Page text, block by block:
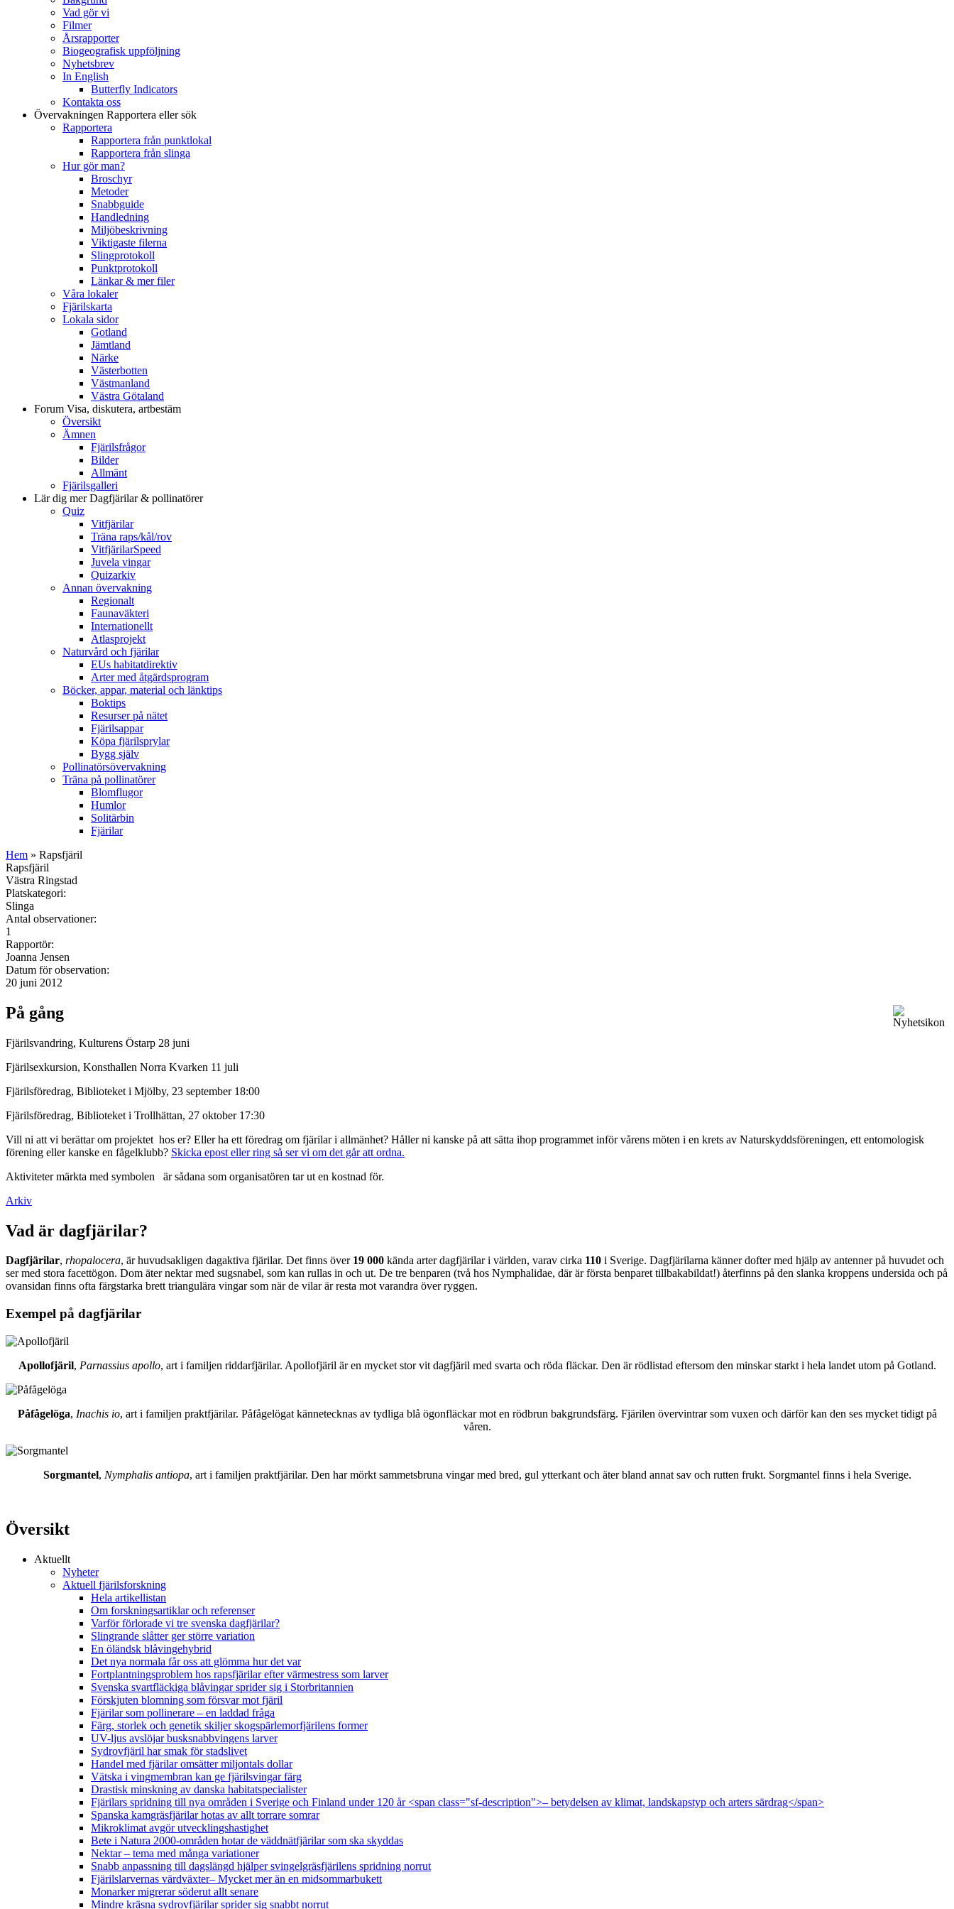
Vad gör vi
Filmer
Årsrapporter
Biogeografisk uppföljning
Nyhetsbrev
In English
Butterfly Indicators
Kontakta oss
Övervakningen Rapportera eller sök
Rapportera
Rapportera från punktlokal
Rapportera från slinga
Hur gör man?
Broschyr
Metoder
Snabbguide
Handledning
Miljöbeskrivning
Viktigaste filerna
Slingprotokoll
Punktprotokoll
Länkar & mer filer
Våra lokaler
Fjärilskarta
Lokala sidor
Gotland
Jämtland
Närke
Västerbotten
Västmanland
Västra Götaland
Forum Visa, diskutera, artbestäm
Översikt
Ämnen
Fjärilsfrågor
Bilder
Allmänt
Fjärilsgalleri
Lär dig merDagfjärilar & pollinatörer
Quiz
Vitfjärilar
Träna raps/kål/rov
VitfjärilarSpeed
Juvela vingar
Quizarkiv
Annan övervakning
Regionalt
Faunaväkteri
Internationellt
Atlasprojekt
Naturvård och fjärilar
EUs habitatdirektiv
Arter med åtgärdsprogram
Böcker, appar, material och länktips
Boktips
Resurser på nätet
Fjärilsappar
Köpa fjärilsprylar
Bygg själv
Pollinatörsövervakning
Träna på pollinatörer
Blomflugor
Humlor
Solitärbin
Fjärilar
Hem » Rapsfjäril
Rapsfjäril
Västra Ringstad
Platskategori:
Slinga
Antal observationer:
1
Rapportör:
Joanna Jensen
Datum för observation:
20 juni 2012
På gång
Fjärilsvandring, Kulturens Östarp 28 juni
Fjärilsexkursion, Konsthallen Norra Kvarken 11 juli
Fjärilsföredrag, Biblioteket i Mjölby, 23 september 18:00
Fjärilsföredrag, Biblioteket i Trollhättan, 27 oktober 17:30
Vill ni att vi berättar om projektet hos er? Eller ha ett föredrag om fjärilar i allmänhet? Håller ni kanske på att sätta ihop programmet inför vårens möten i en krets av Naturskyddsföreningen, ett entomologisk
förening eller kanske en fågelklubb? Skicka epost eller ring så ser vi om det går att ordna.
Aktiviteter märkta med symbolen
är sådana som organisatören tar ut en kostnad för.
Arkiv
Vad är dagfjärilar?
Dagfjärilar, rhopalocera, är huvudsakligen dagaktiva fjärilar. Det finns över 19 000 kända arter dagfjärilar i världen, varav cirka 110 i Sverige. Dagfjärilarna känner dofter med hjälp av antenner på huvudet och
ser med stora facettögon. Dom äter nektar med sugsnabel, som kan rullas in och ut. De tre benparen (två hos Nymphalidae, där är första benparet tillbakabildat!) återfinns på den slanka kroppens undersida och på
ovansidan finns ofta färgstarka brett triangulära vingar som när de vilar är resta mot varandra över ryggen.
Exempel på dagfjärilar
Apollofjäril, Parnassius apollo, art i familjen riddarfjärilar. Apollofjäril är en mycket stor vit dagfjäril med svarta och röda fläckar. Den är rödlistad eftersom den minskar starkt i hela landet utom på Gotland.
Påfågelöga, Inachis io, art i familjen praktfjärilar. Påfågelögat kännetecknas av tydliga blå ögonfläckar mot en rödbrun bakgrundsfärg. Fjärilen övervintrar som vuxen och därför kan den ses mycket tidigt på
våren.
Sorgmantel, Nymphalis antiopa, art i familjen praktfjärilar. Den har mörkt sammetsbruna vingar med bred, gul ytterkant och äter bland annat sav och rutten frukt. Sorgmantel finns i hela Sverige.
Översikt
Aktuellt
Nyheter
Aktuell fjärilsforskning
Hela artikellistan
Om forskningsartiklar och referenser
Varför förlorade vi tre svenska dagfjärilar?
Slingrande slåtter ger större variation
En öländsk blåvingehybrid
Det nya normala får oss att glömma hur det var
Fortplantningsproblem hos rapsfjärilar efter värmestress som larver
Svenska svartfläckiga blåvingar sprider sig i Storbritannien
Förskjuten blomning som försvar mot fjäril
Fjärilar som pollinerare – en laddad fråga
Färg, storlek och genetik skiljer skogspärlemorfjärilens former
UV-ljus avslöjar busksnabbvingens larver
Sydrovfjäril har smak för stadslivet
Handel med fjärilar omsätter miljontals dollar
Vätska i vingmembran kan ge fjärilsvingar färg
Drastisk minskning av danska habitatspecialister
Fjärilars spridning till nya områden i Sverige och Finland under 120 år <span class="sf-description">– betydelsen av klimat, landskapstyp och arters särdrag</span>
Spanska kamgräsfjärilar hotas av allt torrare somrar
Mikroklimat avgör utvecklingshastighet
Bete i Natura 2000-områden hotar de väddnätfjärilar som ska skyddas
Nektar – tema med många variationer
Snabb anpassning till dagslängd hjälper svingelgräsfjärilens spridning norrut
Fjärilslarvernas värdväxter– Mycket mer än en midsommarbukett
Monarker migrerar söderut allt senare
Mindre kräsna sydrovfjärilar sprider sig snabbt norrut